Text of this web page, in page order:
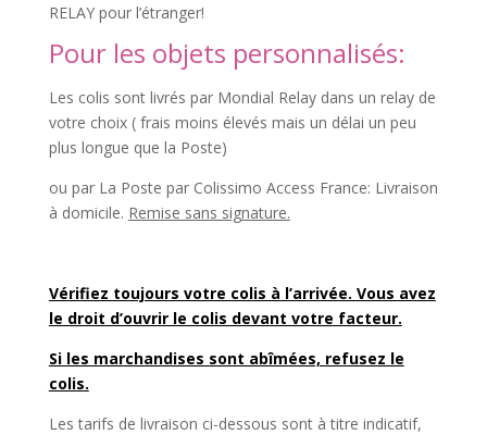
RELAY pour l’étranger!
Pour les objets personnalisés:
Les colis sont livrés par Mondial Relay dans un relay de
votre choix ( frais moins élevés mais un délai un peu
plus longue que la Poste)
ou par La Poste par Colissimo Access France: Livraison
à domicile. Remise sans signature.
Vérifiez toujours votre colis à l’arrivée. Vous avez
le droit d’ouvrir le colis devant votre facteur.
Si les marchandises sont abîmées, refusez le
colis.
Les tarifs de livraison ci-dessous sont à titre indicatif,